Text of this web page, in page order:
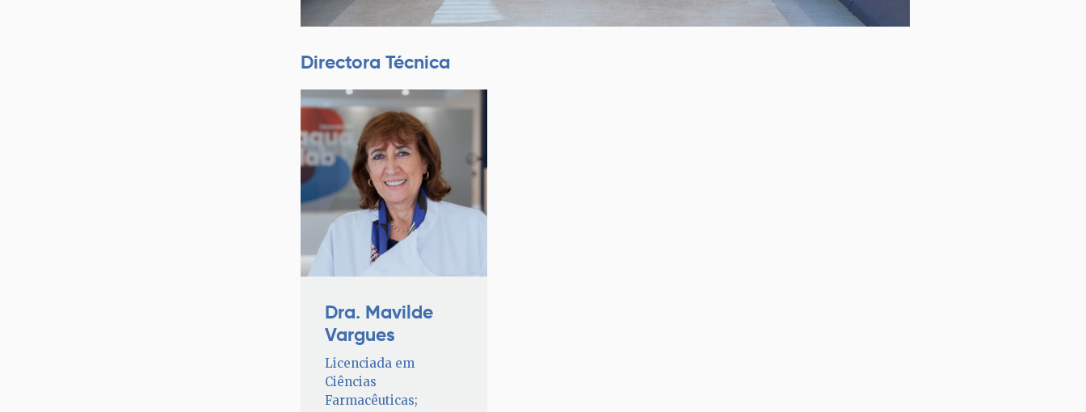
Directora Técnica
Dra. Mavilde
Vargues
Licenciada em
Ciências
Farmacêuticas;